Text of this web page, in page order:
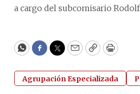
a cargo del subcomisario
WhatsApp
Facebook
Twitter
EmailCopyPrint
Agrupación Especializada